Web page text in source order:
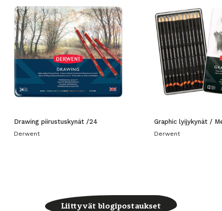
Drawing piirustuskynät /24
Derwent
Graphic lyijykynät /
Derwent
Liittyvät blogipostaukset